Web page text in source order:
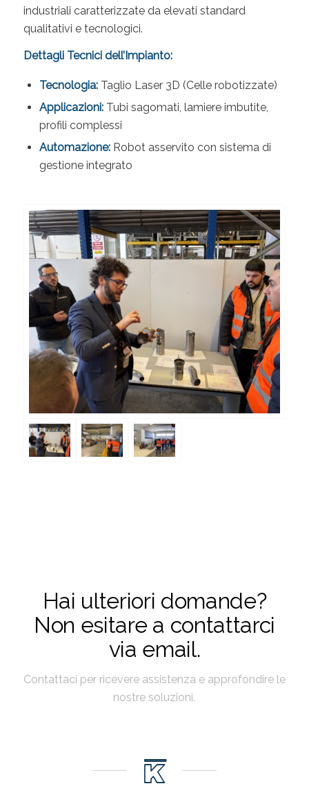
industriali caratterizzate da elevati standard
qualitativi e tecnologici.
Dettagli Tecnici dell’Impianto:
Tecnologia:Taglio Laser 3D (Celle robotizzate)
Applicazioni:Tubi sagomati, lamiere imbutite,
profili complessi
Automazione:Robot asservito con sistema di
gestione integrato
Hai ulteriori domande?
Non esitare a contattarci
via email.
Contattaci per ricevere assistenza e approfondire le
nostre soluzioni.